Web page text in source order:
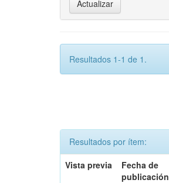
Resultados 1-1 de 1.
Resultados por ítem:
Vista previa
Fecha de
publicación